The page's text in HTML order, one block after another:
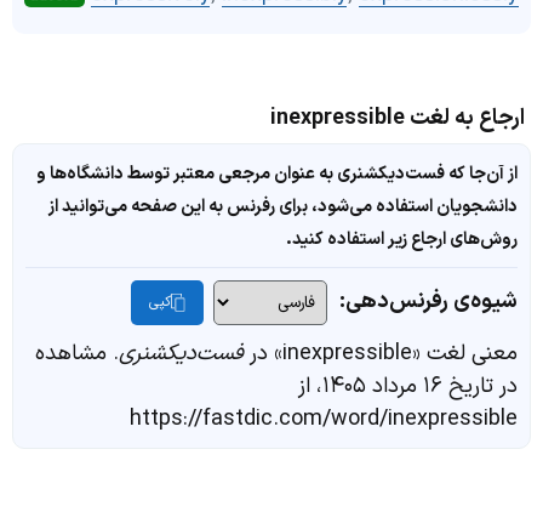
ارجاع به لغت inexpressible
از آن‌جا که فست‌دیکشنری به عنوان مرجعی معتبر توسط دانشگاه‌ها و
دانشجویان استفاده می‌شود، برای رفرنس به این صفحه می‌توانید از
روش‌های ارجاع زیر استفاده کنید.
شیوه‌ی رفرنس‌دهی: کپی
معنی لغت «inexpressible» در فست‌دیکشنری. مشاهده
در تاریخ ۱۶ مرداد ۱۴۰۵، از
https://fastdic.com/word/inexpressible